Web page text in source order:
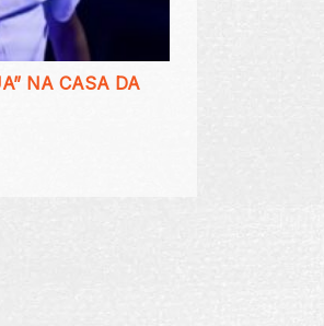
NA CASA DA